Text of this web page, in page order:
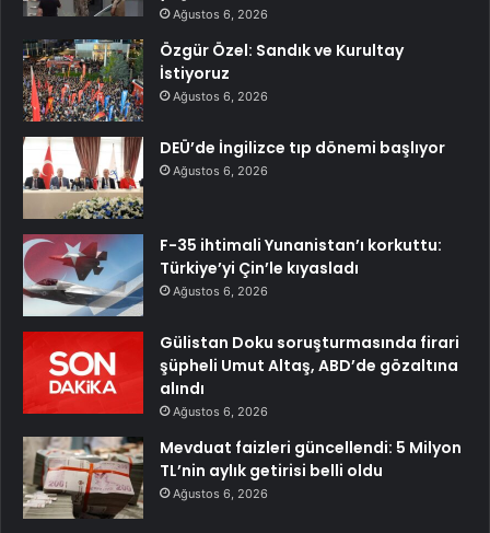
Ağustos 6, 2026
Özgür Özel: Sandık ve Kurultay
İstiyoruz
Ağustos 6, 2026
DEÜ’de İngilizce tıp dönemi başlıyor
Ağustos 6, 2026
F-35 ihtimali Yunanistan’ı korkuttu:
Türkiye’yi Çin’le kıyasladı
Ağustos 6, 2026
Gülistan Doku soruşturmasında firari
şüpheli Umut Altaş, ABD’de gözaltına
alındı
Ağustos 6, 2026
Mevduat faizleri güncellendi: 5 Milyon
TL’nin aylık getirisi belli oldu
Ağustos 6, 2026